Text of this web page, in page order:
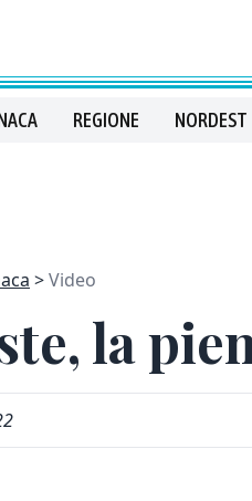
REGIONE NORDEST
Video
la